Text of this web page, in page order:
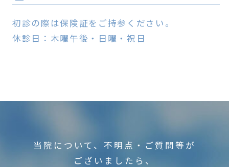
初診の際は保険証をご持参ください。
休診日：木曜午後・日曜・祝日
当院について、不明点・ご質問等が
ございましたら、